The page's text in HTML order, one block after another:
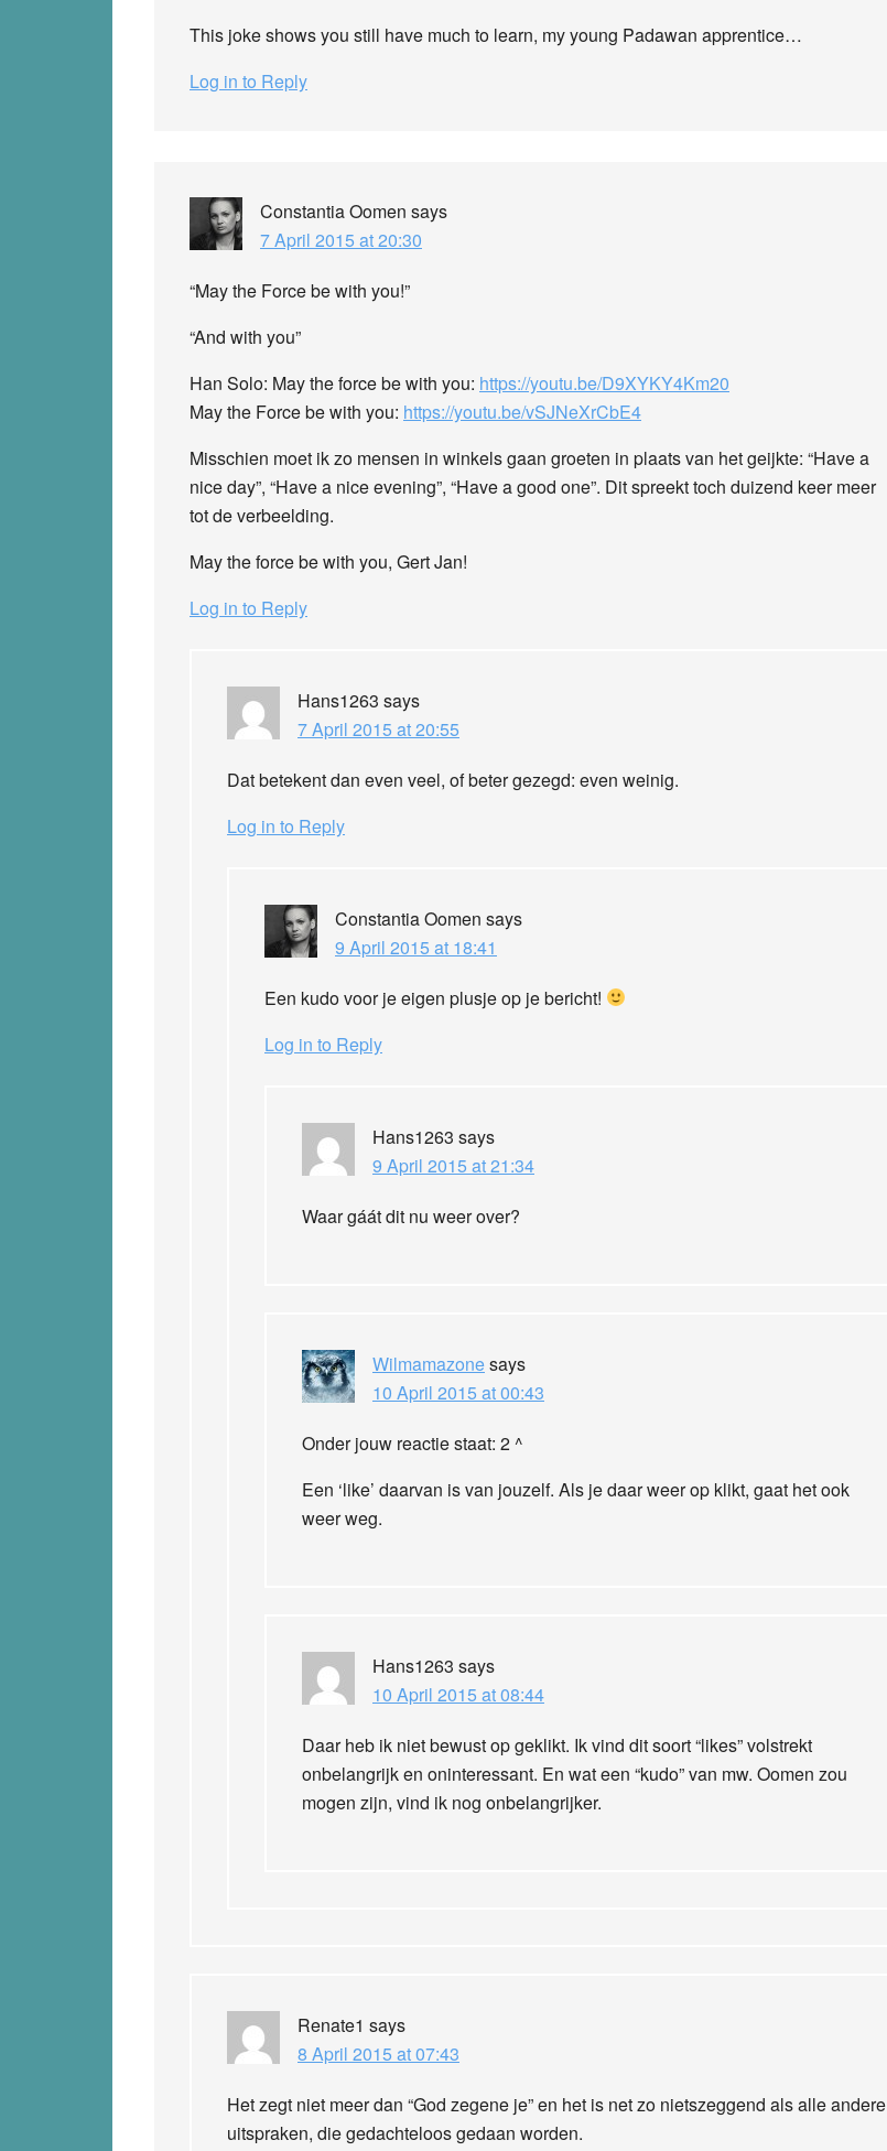
This joke shows you still have much to learn, my young Padawan apprentice…
Log in to Reply
Constantia Oomen says
7 April 2015 at 20:30
“May the Force be with you!”
“And with you”
Han Solo: May the force be with you: https://youtu.be/D9XYKY4Km20
May the Force be with you: https://youtu.be/vSJNeXrCbE4
Misschien moet ik zo mensen in winkels gaan groeten in plaats van het geijkte: “Have a
nice day”, “Have a nice evening”, “Have a good one”. Dit spreekt toch duizend keer meer
tot de verbeelding.
May the force be with you, Gert Jan!
Log in to Reply
Hans1263 says
7 April 2015 at 20:55
Dat betekent dan even veel, of beter gezegd: even weinig.
Log in to Reply
Constantia Oomen says
9 April 2015 at 18:41
Een kudo voor je eigen plusje op je bericht!
Log in to Reply
Hans1263 says
9 April 2015 at 21:34
Waar gáát dit nu weer over?
Wilmamazonesays
10 April 2015 at 00:43
Onder jouw reactie staat: 2 ^
Een ‘like’ daarvan is van jouzelf. Als je daar weer op klikt, gaat het ook
weer weg.
Hans1263 says
10 April 2015 at 08:44
Daar heb ik niet bewust op geklikt. Ik vind dit soort “likes” volstrekt
onbelangrijk en oninteressant. En wat een “kudo” van mw. Oomen zou
mogen zijn, vind ik nog onbelangrijker.
Renate1 says
8 April 2015 at 07:43
Het zegt niet meer dan “God zegene je” en het is net zo nietszeggend als alle andere
uitspraken, die gedachteloos gedaan worden.